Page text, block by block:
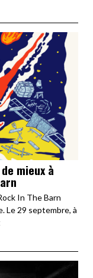
mieux à
In The Barn
Le 29 septembre, à